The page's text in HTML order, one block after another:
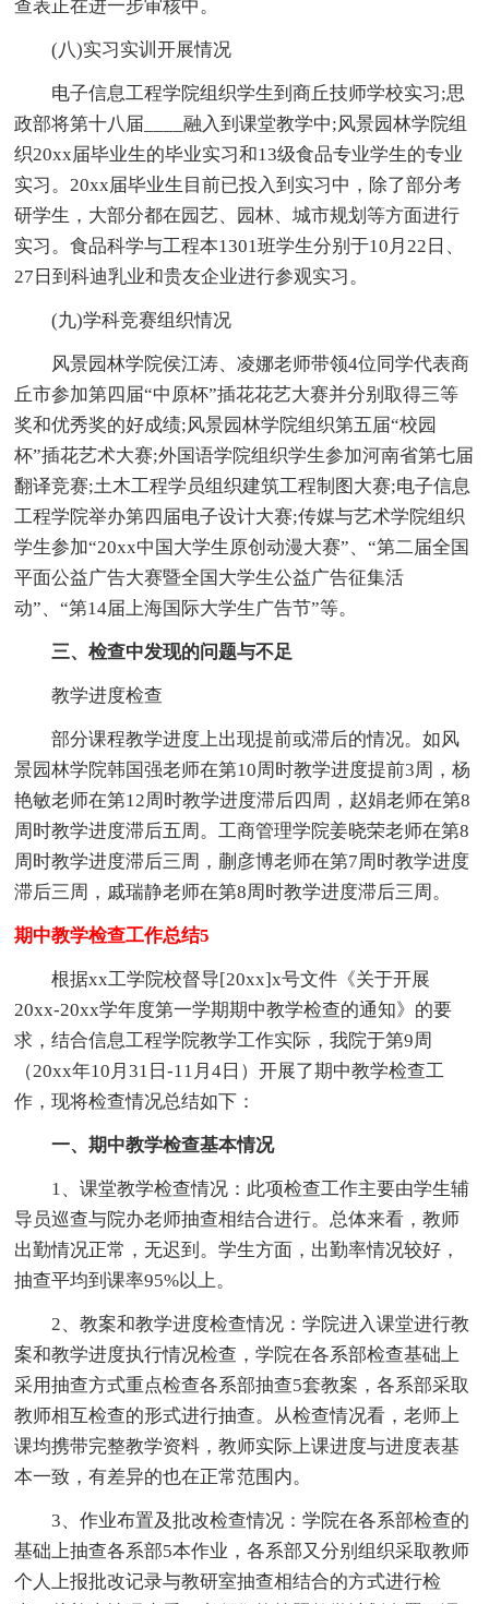
查表正在进一步审核中。
(八)实习实训开展情况
电子信息工程学院组织学生到商丘技师学校实习;思
政部将第十八届____融入到课堂教学中;风景园林学院组
织20xx届毕业生的毕业实习和13级食品专业学生的专业
实习。20xx届毕业生目前已投入到实习中，除了部分考
研学生，大部分都在园艺、园林、城市规划等方面进行
实习。食品科学与工程本1301班学生分别于10月22日、
27日到科迪乳业和贵友企业进行参观实习。
(九)学科竞赛组织情况
风景园林学院侯江涛、凌娜老师带领4位同学代表商
丘市参加第四届“中原杯”插花花艺大赛并分别取得三等
奖和优秀奖的好成绩;风景园林学院组织第五届“校园
杯”插花艺术大赛;外国语学院组织学生参加河南省第七届
翻译竞赛;土木工程学员组织建筑工程制图大赛;电子信息
工程学院举办第四届电子设计大赛;传媒与艺术学院组织
学生参加“20xx中国大学生原创动漫大赛”、“第二届全国
平面公益广告大赛暨全国大学生公益广告征集活
动”、“第14届上海国际大学生广告节”等。
三、检查中发现的问题与不足
教学进度检查
部分课程教学进度上出现提前或滞后的情况。如风
景园林学院韩国强老师在第10周时教学进度提前3周，杨
艳敏老师在第12周时教学进度滞后四周，赵娟老师在第8
周时教学进度滞后五周。工商管理学院姜晓荣老师在第8
周时教学进度滞后三周，蒯彦博老师在第7周时教学进度
滞后三周，戚瑞静老师在第8周时教学进度滞后三周。
期中教学检查工作总结5
根据xx工学院校督导[20xx]x号文件《关于开展
20xx-20xx学年度第一学期期中教学检查的通知》的要
求，结合信息工程学院教学工作实际，我院于第9周
（20xx年10月31日-11月4日）开展了期中教学检查工
作，现将检查情况总结如下：
一、期中教学检查基本情况
1、课堂教学检查情况：此项检查工作主要由学生辅
导员巡查与院办老师抽查相结合进行。总体来看，教师
出勤情况正常，无迟到。学生方面，出勤率情况较好，
抽查平均到课率95%以上。
2、教案和教学进度检查情况：学院进入课堂进行教
案和教学进度执行情况检查，学院在各系部检查基础上
采用抽查方式重点检查各系部抽查5套教案，各系部采取
教师相互检查的形式进行抽查。从检查情况看，老师上
课均携带完整教学资料，教师实际上课进度与进度表基
本一致，有差异的也在正常范围内。
3、作业布置及批改检查情况：学院在各系部检查的
基础上抽查各系部5本作业，各系部又分别组织采取教师
个人上报批改记录与教研室抽查相结合的方式进行检